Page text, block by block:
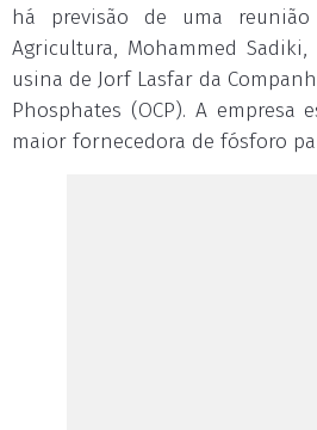
há previsão de uma
Agricultura, Mohammed
usina de Jorf Lasfar da
Phosphates (OCP). A empresa
maior fornecedora de fósforo